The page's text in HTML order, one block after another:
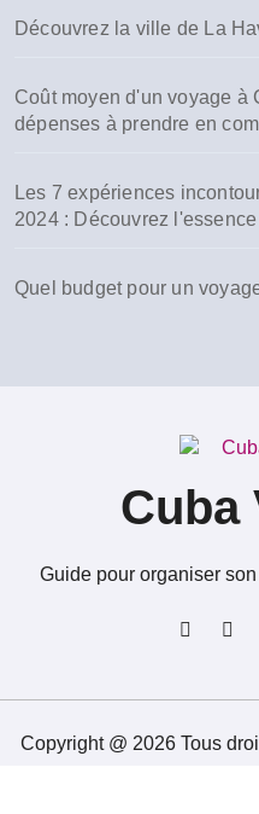
Découvrez la ville de La
Coût moyen d'un voyage à
dépenses à prendre en
Les 7 expériences
2024 : Découvrez
Quel budget pour un
Cuba
Guide pour organiser
Copyright @ 2026 Tous